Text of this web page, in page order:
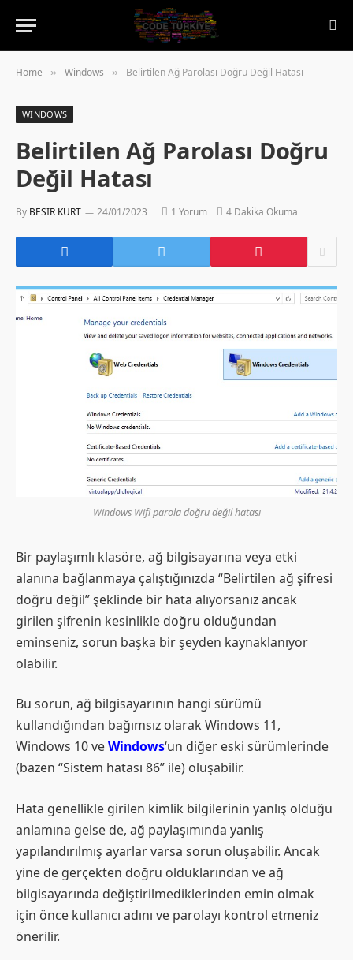
Home » Windows » Belirtilen Ağ Parolası Doğru Değil Hatası
WINDOWS
Belirtilen Ağ Parolası Doğru
Değil Hatası
By BESIR KURT 24/01/2023 1 Yorum 4 Dakika Okuma
Windows Wifi parola doğru değil hatası
Bir paylaşımlı klasöre, ağ bilgisayarına veya etki
alanına bağlanmaya çalıştığınızda “Belirtilen ağ şifresi
doğru değil” şeklinde bir hata alıyorsanız ancak
girilen şifrenin kesinlikle doğru olduğundan
eminseniz, sorun başka bir şeyden kaynaklanıyor
olabilir.
Bu sorun, ağ bilgisayarının hangi sürümü
kullandığından bağımsız olarak Windows 11,
Windows 10 veWindows‘un diğer eski sürümlerinde
(bazen “Sistem hatası 86” ile) oluşabilir.
Hata genellikle girilen kimlik bilgilerinin yanlış olduğu
anlamına gelse de, ağ paylaşımında yanlış
yapılandırılmış ayarlar varsa sorun oluşabilir. Ancak
yine de gerçekten doğru olduklarından ve ağ
bilgisayarında değiştirilmediklerinden emin olmak
için önce kullanıcı adını ve parolayı kontrol etmeniz
önerilir.